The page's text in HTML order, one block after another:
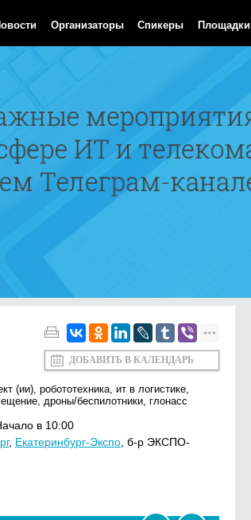
Организаторы Спикеры Площадки
ДОБАВИТЬ В КАЛЕНДАРЬ
(ии), робототехника, ит в логистике,
, дроны/беспилотники, глонасс
в 10:00
, Екатеринбург-Экспо , б-р ЭКСПО-